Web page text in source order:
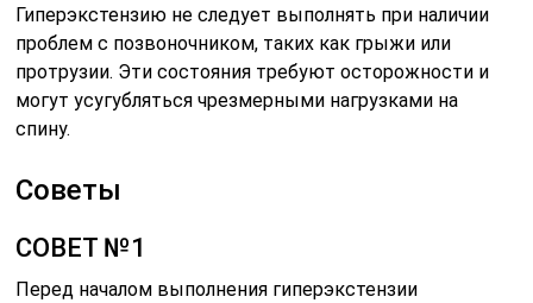
Гиперэкстензию не следует выполнять при наличии
проблем с позвоночником, таких как грыжи или
протрузии. Эти состояния требуют осторожности и
могут усугубляться чрезмерными нагрузками на
спину.
Советы
СОВЕТ №1
Перед началом выполнения гиперэкстензии